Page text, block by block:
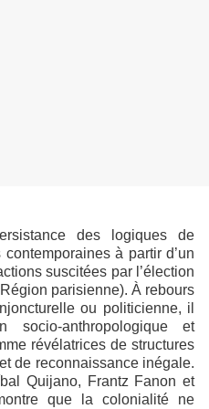
des logiques de
à partir d’un
suscitées par l’élection
parisienne). À rebours
ou politicienne, il
socio-anthropologique et
révélatrices de structures
de reconnaissance inégale.
Quijano, Frantz Fanon et
que la colonialité ne